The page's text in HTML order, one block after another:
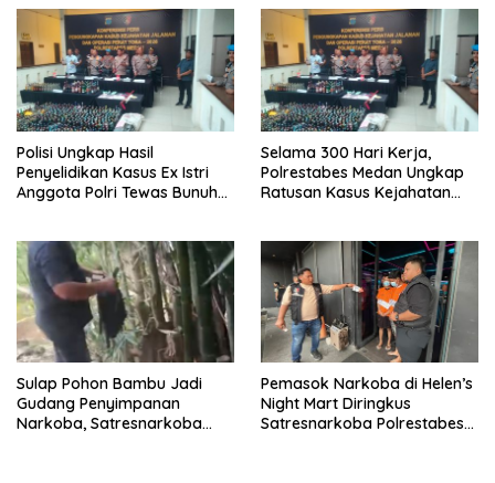
Polisi Ungkap Hasil
Penyelidikan Kasus Ex Istri
Anggota Polri Tewas Bunuh
Selama 300 Hari Kerja,
Polrestabes Medan Ungkap
Ratusan Kasus Kejahatan
Sulap Pohon Bambu Jadi
Gudang Penyimpanan
Narkoba, Satresnarkoba
Pemasok Narkoba di Helen’s
Night Mart Diringkus
Satresnarkoba Polrestabes